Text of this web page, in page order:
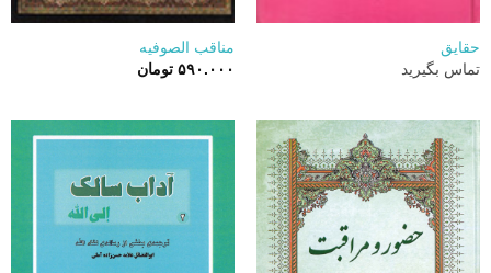
حقایق
تماس بگیرید
مناقب الصوفیه
۵۹۰.۰۰۰ تومان